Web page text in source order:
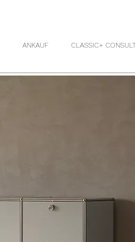
ANKAUF CLASSIC+